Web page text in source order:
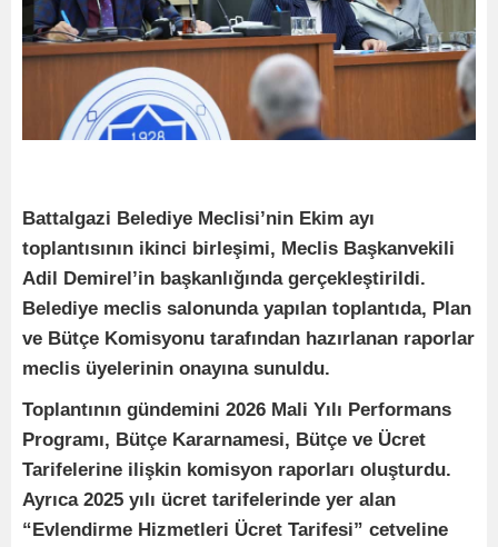
Battalgazi Belediye Meclisi’nin Ekim ayı
toplantısının ikinci birleşimi, Meclis Başkanvekili
Adil Demirel’in başkanlığında gerçekleştirildi.
Belediye meclis salonunda yapılan toplantıda, Plan
ve Bütçe Komisyonu tarafından hazırlanan raporlar
meclis üyelerinin onayına sunuldu.
Toplantının gündemini 2026 Mali Yılı Performans
Programı, Bütçe Kararnamesi, Bütçe ve Ücret
Tarifelerine ilişkin komisyon raporları oluşturdu.
Ayrıca 2025 yılı ücret tarifelerinde yer alan
“Evlendirme Hizmetleri Ücret Tarifesi” cetveline